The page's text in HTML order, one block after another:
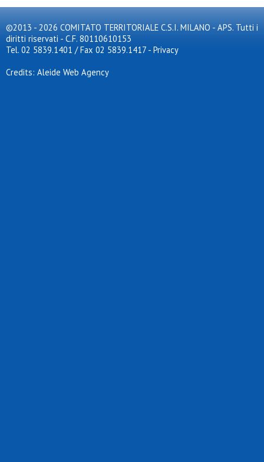
©2013 - 2026 COMITATO TERRITORIALE C.S.I. MILANO - APS. Tutti i
diritti riservati - C.F. 80110610153
Tel. 02 5839.1401 / Fax 02 5839.1417 - Privacy
Credits: Aleide Web Agency